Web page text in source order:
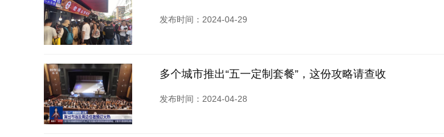
发布时间：2024-04-29
多个城市推出“五一定制套餐”，这份攻略请查收
发布时间：2024-04-28